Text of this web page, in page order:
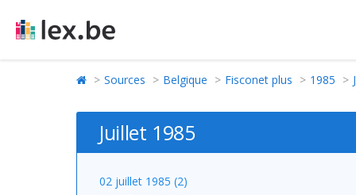
Sources Belgique Fisconet plus 1985
Juillet 1985
02 juillet 1985 (2)